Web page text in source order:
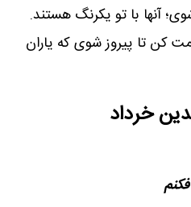
آنها با تو یکرنگ هستند.
کن تا پیروز شوی که یاران
خرداد